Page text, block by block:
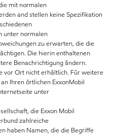
mit normalen
and stellen keine Spezifikation
unter normalen
zu erwarten, die die
Die hierin enthaltenen
Benachrichtigung ändern.
vor Ort nicht erhältlich. Für weitere
Ihren örtlichen ExxonMobil
unter
die Exxon Mobil
zahlreiche
haben Namen, die die Begriffe